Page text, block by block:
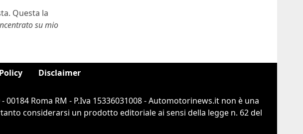
Questa la
su mio
Disclaimer
Roma RM - P.Iva 15336031008 - Automotorinews.it non è una
considerarsi un prodotto editoriale ai sensi della legge n. 62 del